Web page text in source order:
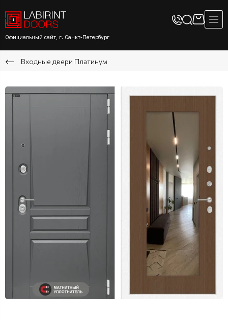
Официальный сайт, г. Санкт-Петербург
Входные двери Платинум